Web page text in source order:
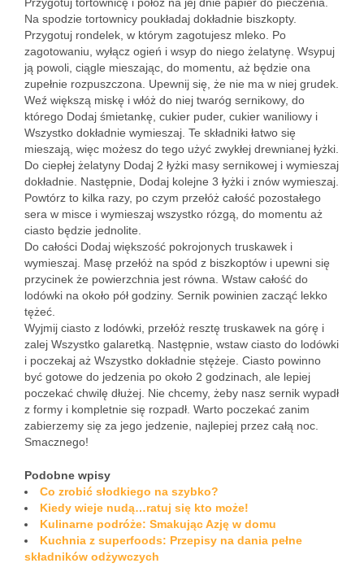
Na spodzie tortownicy poukładaj dokładnie biszkopty.
Przygotuj rondelek, w którym zagotujesz mleko. Po
zagotowaniu, wyłącz ogień i wsyp do niego żelatynę. Wsypuj
ją powoli, ciągle mieszając, do momentu, aż będzie ona
zupełnie rozpuszczona. Upewnij się, że nie ma w niej grudek.
Weź większą miskę i włóż do niej twaróg sernikowy, do
którego Dodaj śmietankę, cukier puder, cukier waniliowy i
Wszystko dokładnie wymieszaj. Te składniki łatwo się
mieszają, więc możesz do tego użyć zwykłej drewnianej łyżki.
Do ciepłej żelatyny Dodaj 2 łyżki masy sernikowej i wymieszaj
dokładnie. Następnie, Dodaj kolejne 3 łyżki i znów wymieszaj.
Powtórz to kilka razy, po czym przełóż całość pozostałego
sera w misce i wymieszaj wszystko rózgą, do momentu aż
ciasto będzie jednolite.
Do całości Dodaj większość pokrojonych truskawek i
wymieszaj. Masę przełóż na spód z biszkoptów i upewni się
przycinek że powierzchnia jest równa. Wstaw całość do
lodówki na około pół godziny. Sernik powinien zacząć lekko
tężeć.
Wyjmij ciasto z lodówki, przełóż resztę truskawek na górę i
zalej Wszystko galaretką. Następnie, wstaw ciasto do lodówki
i poczekaj aż Wszystko dokładnie stężeje. Ciasto powinno
być gotowe do jedzenia po około 2 godzinach, ale lepiej
poczekać chwilę dłużej. Nie chcemy, żeby nasz sernik wypadł
z formy i kompletnie się rozpadł. Warto poczekać zanim
zabierzemy się za jego jedzenie, najlepiej przez całą noc.
Smacznego!
Podobne wpisy
Co zrobić słodkiego na szybko?
Kiedy wieje nudą…ratuj się kto może!
Kulinarne podróże: Smakując Azję w domu
Kuchnia z superfoods: Przepisy na dania pełne
składników odżywczych